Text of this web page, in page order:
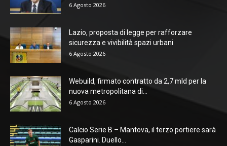
6 Agosto 2026
Lazio, proposta di legge per rafforzare
sicurezza e vivibilità spazi urbani
6 Agosto 2026
Webuild, firmato contratto da 2,7 mld per la
nuova metropolitana di...
6 Agosto 2026
Calcio Serie B – Mantova, il terzo portiere sarà
Gasparini. Duello...